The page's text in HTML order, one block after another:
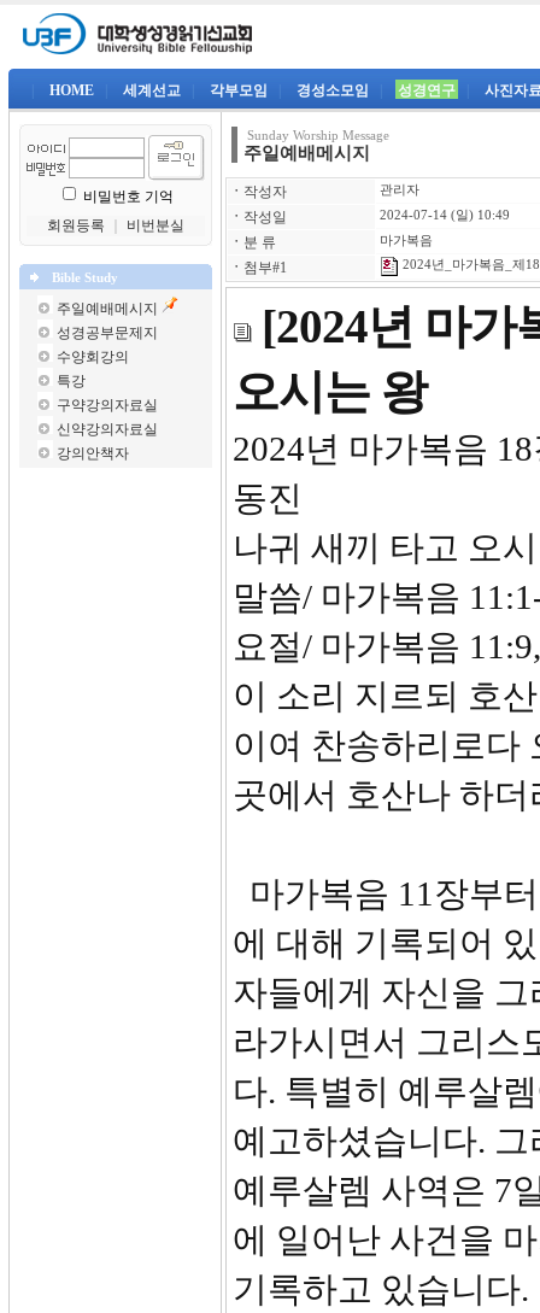
HOME 세계선교 각부모임 경성소모임 성경연구 사진자
비밀번호 기억
회원등록
비번분실
Bible Study
주일예배메시지
성경공부문제지
수양회강의
특강
구약강의자료실
신약강의자료실
강의안책자
Sunday Worship Message
주일예배메시지
ㆍ 작성자 관리자
ㆍ 작성일 2024-07-14 (일) 10:49
ㆍ 분 류 마가복음
ㆍ 첨부#1 2024년_마가복음_제
[2024년 마가
오시는 왕
2024년
동진
나귀 새끼 타고 오
말씀/ 마가복음
요절/ 마가복음
이 소리 지르되 호
이여 찬송하리로다
곳에서 호산나 하더
마가복음 11장부
에 대해 기록되어
자들에게 자신을
라가시면서 그리스
다. 특별히 예루살
예고하셨습니다.
예루살렘 사역은 7
에 일어난 사건을
기록하고 있습니다